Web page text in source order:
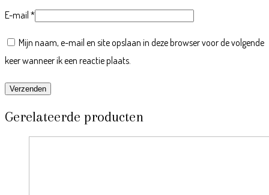
E-mail *
Mijn naam, e-mail en site opslaan in deze browser voor de volgende
keer wanneer ik een reactie plaats.
Gerelateerde producten